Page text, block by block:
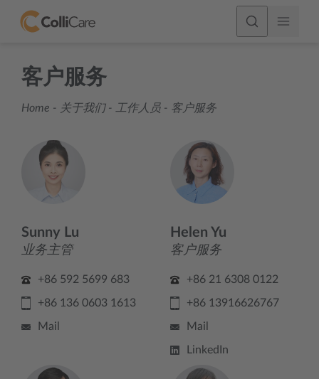
客户服务
Home - 关于我们 - 工作人员 - 客户服务
Sunny Lu
业务主管
+86 592 5699 683
+86 136 0603 1613
Mail
Helen Yu
客户服务
+86 21 6308 0122
+86 13916626767
Mail
LinkedIn